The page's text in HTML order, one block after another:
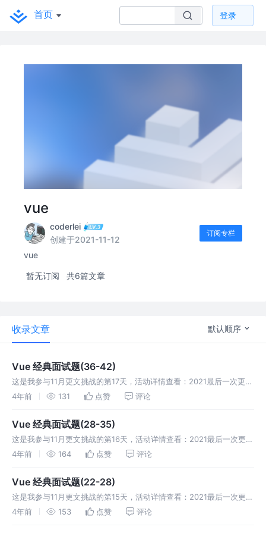
首页 登录
vue
coderlei
创建于2021-11-12
订阅专栏
vue
暂无订阅 共6篇文章
收录文章 默认顺序
Vue 经典面试题(36-42)
这是我参与11月更文挑战的第17天，活动详情查看：2021最后一次更文
挑战」 36. pc端页面刷新时实现vuex缓存? 37. vue的路由实现Hash模
4年前 131 点赞 评论
Vue 经典面试题(28-35)
这是我参与11月更文挑战的第16天，活动详情查看：2021最后一次更文
挑战」 28. vue父组件如何向子组件中传递数据? 29. vue弹窗后如何禁
4年前 164 点赞 评论
Vue 经典面试题(22-28)
这是我参与11月更文挑战的第15天，活动详情查看：2021最后一次更文
挑战」 22.对象更改注意事项 Vue无法检测到对象属性的添加和删除。
4年前 153 点赞 评论